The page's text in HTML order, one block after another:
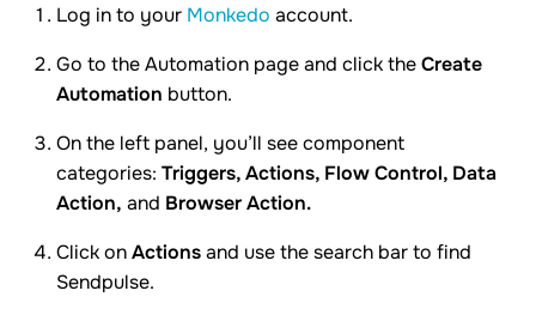
Log in to your Monkedo account.
Go to the Automation page and click theCreate
Automation button.
On the left panel, you’ll see component
categories: Triggers, Actions, Flow Control, Data
Action, and Browser Action.
Click onActionsand use the search bar to find
Sendpulse.